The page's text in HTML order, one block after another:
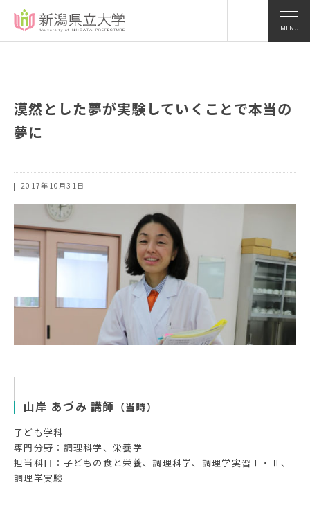
MENU
漠然とした夢が実験していくことで本当の
夢に
2017年10月31日
山岸 あづみ 講師 （当時）
子ども学科
専門分野：調理科学、栄養学
担当科目：子どもの食と栄養、調理科学、調理学実習Ⅰ・Ⅱ、
調理学実験